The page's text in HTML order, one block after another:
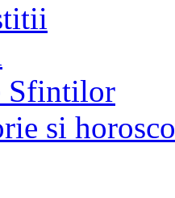
Sfintilor
si